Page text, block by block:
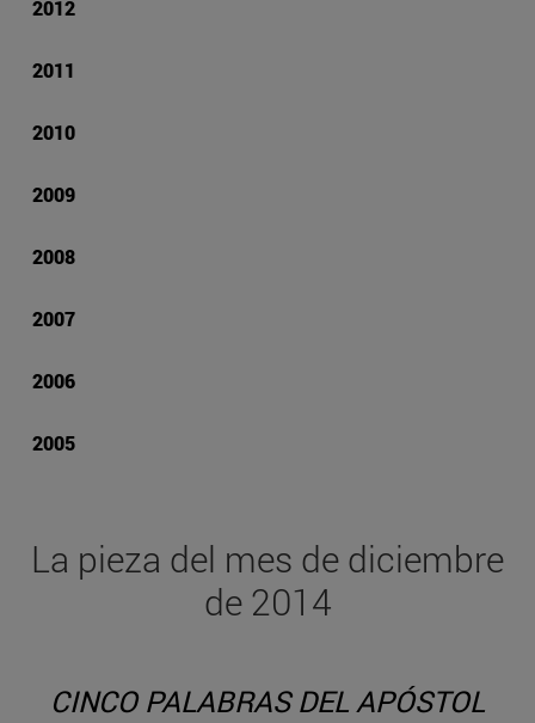
2012
2011
2010
2009
2008
2007
2006
2005
La pieza del mes de diciembre
de 2014
CINCO PALABRAS DEL APÓSTOL